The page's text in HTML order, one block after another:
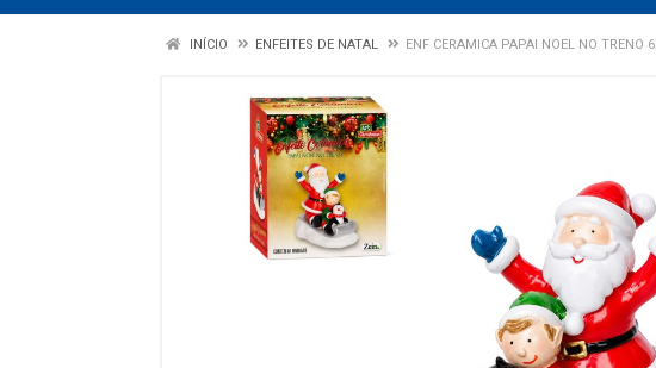
INÍCIO ENFEITES DE NATAL ENF CERAMICA PAPAI NOEL NO TRENO